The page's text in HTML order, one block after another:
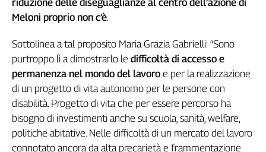
riduzione delle diseguaglianze al centro dell’azione di
Meloni proprio non c’è.
Sottolinea a tal proposito Maria Grazia Gabrielli: “Sono
purtroppo lì a dimostrarlo le difficoltà di accesso e
permanenza nel mondo del lavoro e per la realizzazione
di un progetto di vita autonomo per le persone con
disabilità. Progetto di vita che per essere percorso ha
bisogno di investimenti anche su scuola, sanità, welfare,
politiche abitative. Nelle difficoltà di un mercato del lavoro
connotato ancora da alta precarietà e frammentazione